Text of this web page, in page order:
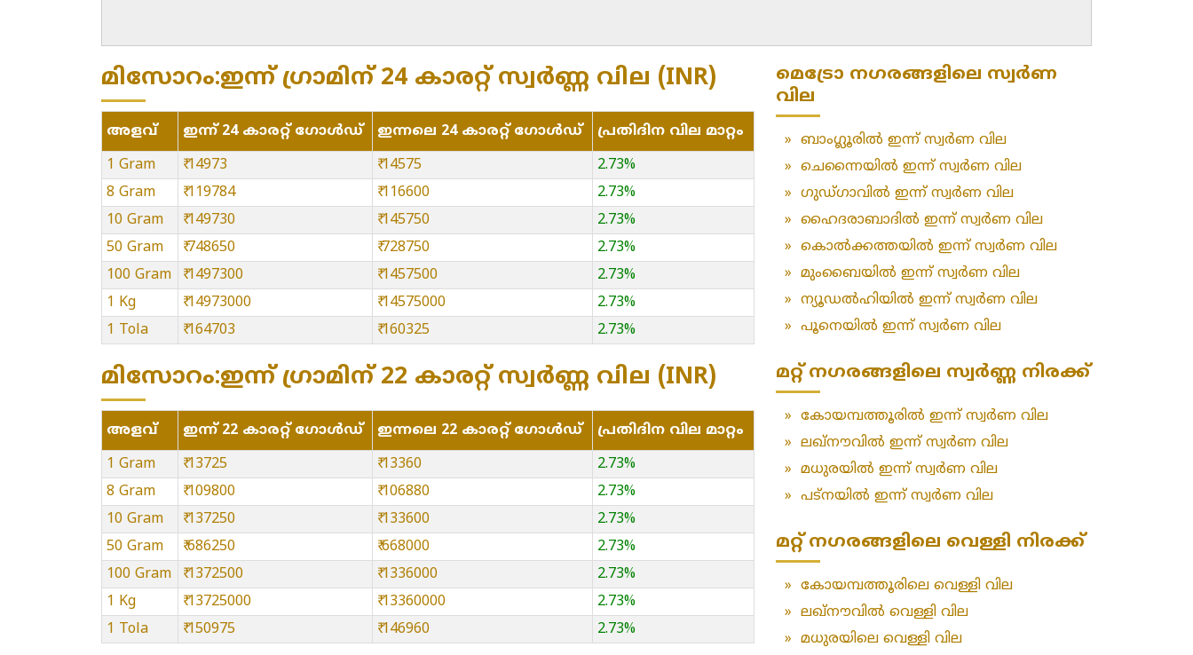
മിസോറം:ഇന്ന് ഗ്രാമിന് 24 കാരറ്റ് സ്വർണ്ണ വില (INR)
അളവ് ഇന്ന് 24 കാരറ്റ് ഗോൾഡ് ഇന്നലെ 24 കാരറ്റ് ഗോൾഡ്
പ്രതിദിന വില മാറ്റം
1 Gram
₹ 14973 ₹ 14575
2.73%
8 Gram
₹ 119784 ₹ 116600
2.73%
10 Gram
₹ 149730 ₹ 145750
2.73%
50 Gram
₹ 748650 ₹ 728750
2.73%
100 Gram
₹ 1497300 ₹ 1457500
2.73%
1 Kg
₹ 14973000 ₹ 14575000
2.73%
1 Tola
₹ 164703 ₹ 160325 2.73%
മിസോറം:ഇന്ന് ഗ്രാമിന് 22 കാരറ്റ് സ്വർണ്ണ വില (INR)
അളവ് ഇന്ന് 22 കാരറ്റ് ഗോൾഡ് ഇന്നലെ 22 കാരറ്റ് ഗോൾഡ്
പ്രതിദിന വില മാറ്റം
1 Gram
₹ 13725 ₹ 13360
2.73%
8 Gram
₹ 109800 ₹ 106880
2.73%
10 Gram
₹ 137250 ₹ 133600
2.73%
50 Gram
₹ 686250 ₹ 668000
2.73%
100 Gram
₹ 1372500 ₹ 1336000
2.73%
1 Kg
₹ 13725000 ₹ 13360000
2.73%
1 Tola
₹ 150975 ₹ 146960 2.73%
മെട്രോ നഗരങ്ങളിലെ സ്വർണ
വില
» ബാംഗ്ലൂരിൽ ഇന്ന് സ്വർണ വില
» ചെന്നൈയിൽ ഇന്ന് സ്വർണ വില
» ഗുഡ്ഗാവിൽ ഇന്ന് സ്വർണ വില
» ഹൈദരാബാദിൽ ഇന്ന് സ്വർണ വില
» കൊൽക്കത്തയിൽ ഇന്ന് സ്വർണ വില
» മുംബൈയിൽ ഇന്ന് സ്വർണ വില
» ന്യൂഡൽഹിയിൽ ഇന്ന് സ്വർണ വില
» പൂനെയിൽ ഇന്ന് സ്വർണ വില
മറ്റ് നഗരങ്ങളിലെ സ്വർണ്ണ നിരക്ക്
» കോയമ്പത്തൂരിൽ ഇന്ന് സ്വർണ വില
» ലഖ്‌നൗവിൽ ഇന്ന് സ്വർണ വില
» മധുരയിൽ ഇന്ന് സ്വർണ വില
» പട്‌നയിൽ ഇന്ന് സ്വർണ വില
മറ്റ് നഗരങ്ങളിലെ വെള്ളി നിരക്ക്
» കോയമ്പത്തൂരിലെ വെള്ളി വില
» ലഖ്‌നൗവിൽ വെള്ളി വില
» മധുരയിലെ വെള്ളി വില